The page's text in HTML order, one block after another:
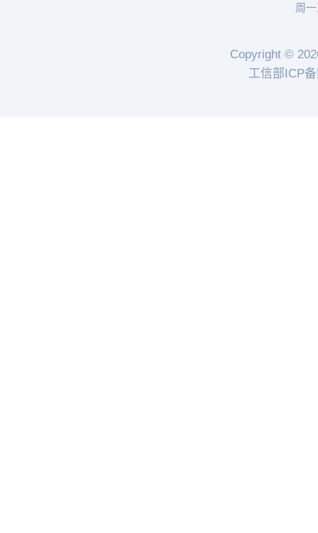
周
Copyright ©
工信部ICP